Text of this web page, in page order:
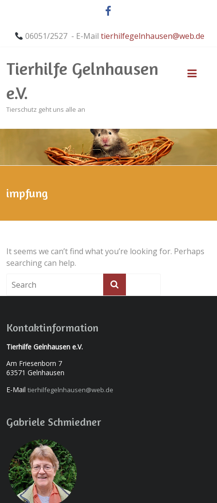
06051/2527 - E-Mailtierhilfegelnhausen@web.de
Tierhilfe Gelnhausen
e.V.
Tierschutz geht uns alle an
impfung
It seems we can’t find what you’re looking for. Perhaps
searching can help.
Kontaktinformation
Tierhilfe Gelnhausen e.V.
Am Friesenborn 7
63571 Gelnhausen
E-Mailtierhilfegelnhausen@web.de
Gabriele Schmiedner